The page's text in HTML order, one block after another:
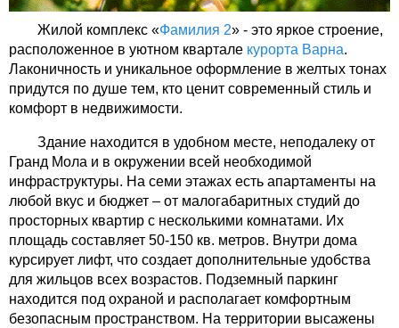
Жилой комплекс «Фамилия 2» - это яркое строение,
расположенное в уютном квартале курорта Варна.
Лаконичность и уникальное оформление в желтых тонах
придутся по душе тем, кто ценит современный стиль и
комфорт в недвижимости.
Здание находится в удобном месте, неподалеку от
Гранд Мола и в окружении всей необходимой
инфраструктуры. На семи этажах есть апартаменты на
любой вкус и бюджет – от малогабаритных студий до
просторных квартир с несколькими комнатами. Их
площадь составляет 50-150 кв. метров. Внутри дома
курсирует лифт, что создает дополнительные удобства
для жильцов всех возрастов. Подземный паркинг
находится под охраной и располагает комфортным
безопасным пространством. На территории высажены